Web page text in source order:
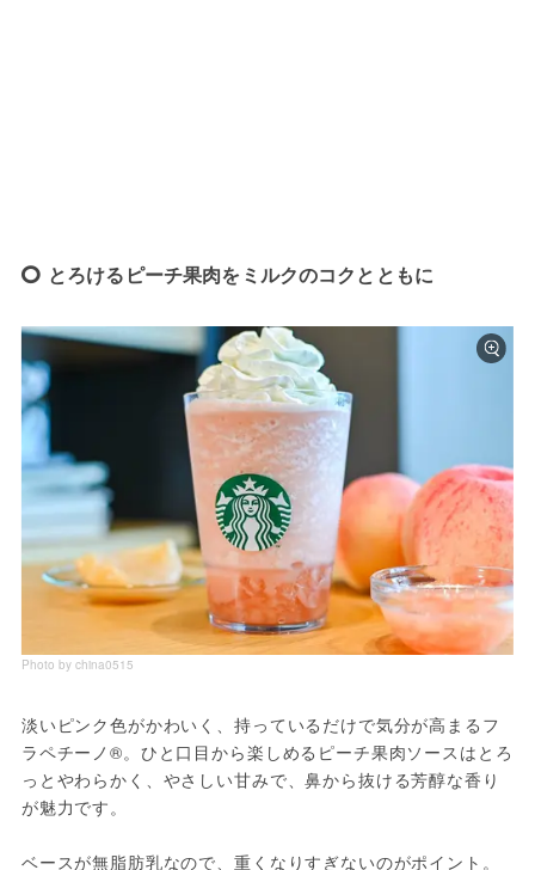
とろけるピーチ果肉をミルクのコクとともに
Photo by china0515
淡いピンク色がかわいく、持っているだけで気分が高まるフ
ラペチーノ®。ひと口目から楽しめるピーチ果肉ソースはとろ
っとやわらかく、やさしい甘みで、鼻から抜ける芳醇な香り
が魅力です。
ベースが無脂肪乳なので、重くなりすぎないのがポイント。